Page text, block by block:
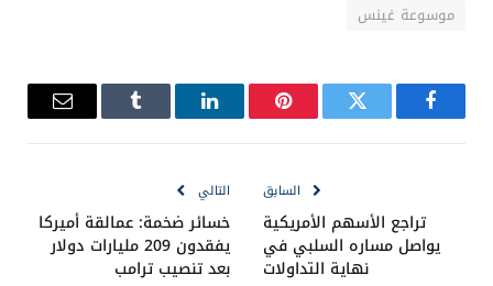
موسوعة غينس
فيسبوك تويتر بينتيريستلينكدإن Tumblr
البريد
السابق
تراجع الأسهم الأمريكية
يواصل مساره السلبي في
نهاية التداولات
التالي
خسائر ضخمة: عمالقة أميركا
يفقدون 209 مليارات دولار
بعد تنصيب ترامب